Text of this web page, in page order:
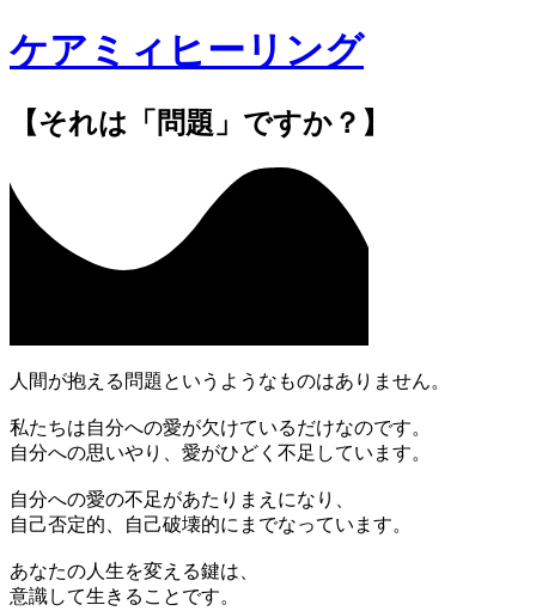
ケアミィヒーリング
【それは「問題」ですか？】
人間が抱える問題というようなものはありません。
私たちは自分への愛が欠けているだけなのです。
自分への思いやり、愛がひどく不足しています。
自分への愛の不足があたりまえになり、
自己否定的、自己破壊的にまでなっています。
あなたの人生を変える鍵は、
意識して生きることです。